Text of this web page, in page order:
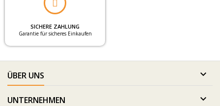
SICHERE ZAHLUNG
Garantie für sicheres Einkaufen
ÜBER UNS 
UNTERNEHMEN 